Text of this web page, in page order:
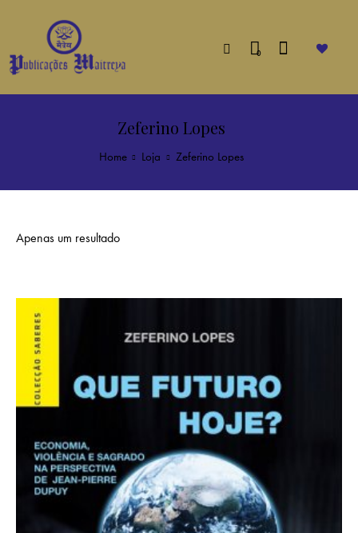
0
Zeferino Lopes
Home Loja Zeferino Lopes
Apenas um resultado